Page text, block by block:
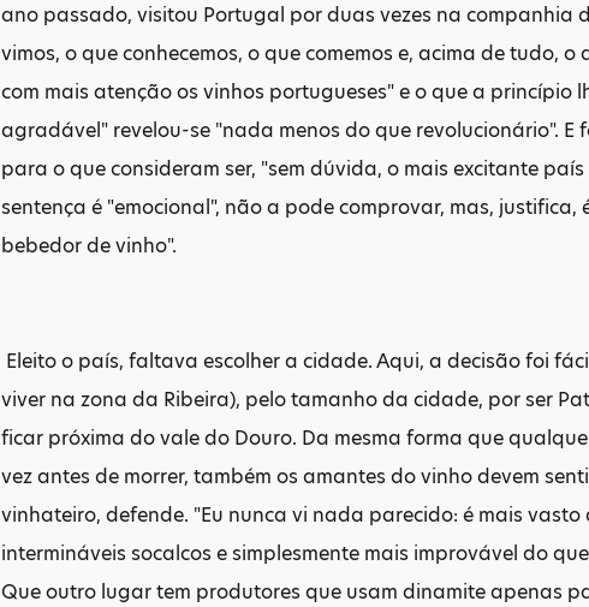
ano passado, visitou Portugal por duas vezes na companhia
vimos, o que conhecemos, o que comemos e, acima de tudo,
com mais atenção os vinhos portugueses" e o que a princípio
agradável" revelou-se "nada menos do que revolucionário". E
para o que consideram ser, "sem dúvida, o mais excitante
sentença é "emocional", não a pode comprovar, mas,
bebedor de vinho".
Eleito o país, faltava escolher a cidade. Aqui, a decisão foi
viver na zona da Ribeira), pelo tamanho da cidade, por ser
ficar próxima do vale do Douro. Da mesma forma que
vez antes de morrer, também os amantes do vinho devem
vinhateiro, defende. "Eu nunca vi nada parecido: é mais
intermináveis socalcos e simplesmente mais improvável do
Que outro lugar tem produtores que usam dinamite apenas